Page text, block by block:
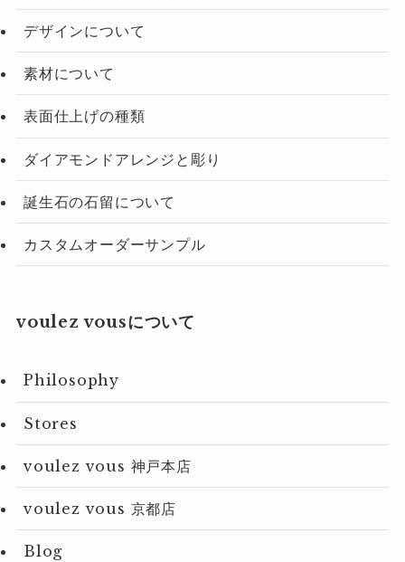
デザインについて
素材について
表面仕上げの種類
ダイアモンドアレンジと彫り
誕生石の石留について
カスタムオーダーサンプル
voulez vousについて
Philosophy
Stores
voulez vous 神戸本店
voulez vous 京都店
Blog